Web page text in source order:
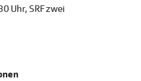
Uhr, SRF zwei